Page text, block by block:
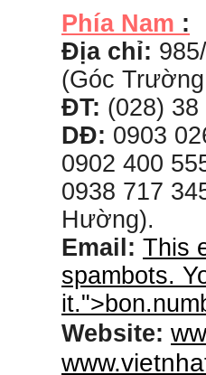
Phía Nam :
Địa chỉ:
(Góc
ĐT: (028)
DĐ: 0903
0902 400
0938 717
Hường).
Email: This
spambots.
it.">
Website: